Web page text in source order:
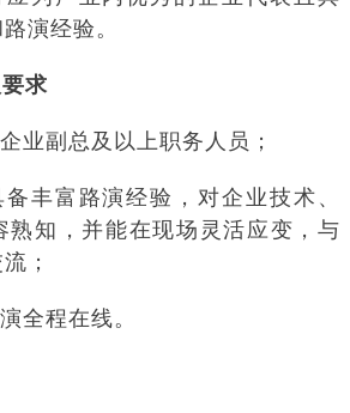
演经验。
求
业副总及以上职务人员；
丰富路演经验，对企业技术、
熟知，并能在现场灵活应变，与
；
全程在线。